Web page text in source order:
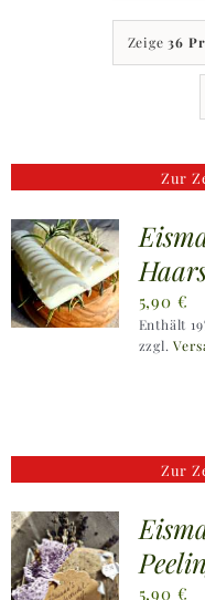
Restaurant
Anfahrt + Kontakt
Zeige36
Zur
5,90 €
Enthält
zzgl.
Zur
5,90 €